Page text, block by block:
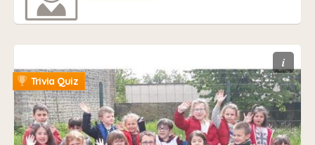
i
Trivia Quiz